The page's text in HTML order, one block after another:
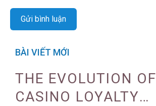
BÀI VIẾT MỚI
THE EVOLUTION OF
CASINO LOYALTY